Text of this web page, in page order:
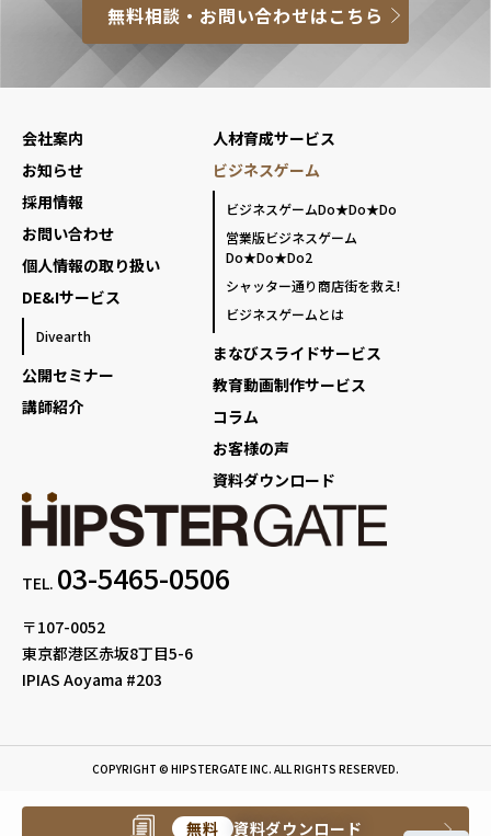
無料 資料ダウンロード
無料相談・お問い合わせはこちら
TEL. 03-5465-0506
〒107-0052
東京都港区赤坂8丁目5-6
IPIAS Aoyama #203
会社案内
お知らせ
採用情報
お問い合わせ
個人情報の取り扱い
DE&Iサービス
Divearth
公開セミナー
講師紹介
人材育成サービス
ビジネスゲーム
ビジネスゲームDo★Do★Do
営業版ビジネスゲーム
Do★Do★Do2
シャッター通り商店街を救え!
ビジネスゲームとは
まなびスライドサービス
教育動画制作サービス
コラム
お客様の声
資料ダウンロード
COPYRIGHT © HIPSTERGATE INC. ALL RIGHTS RESERVED.